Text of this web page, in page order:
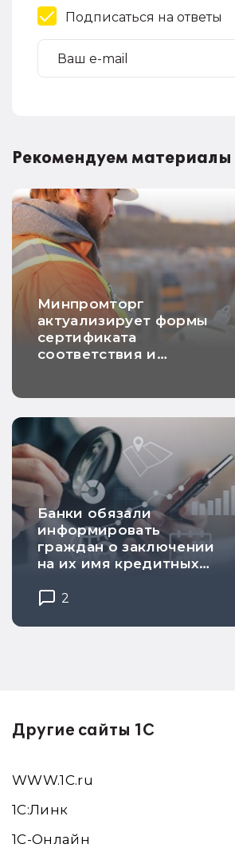
Подписаться на ответы
Рекомендуем материалы
Минпромторг
актуализирует формы
сертификата
соответствия и
Банки обязали
информировать
граждан о заключении
на их имя кредитных
2
Другие сайты 1С
WWW.1С.ru
1С:Линк
1С-Онлайн